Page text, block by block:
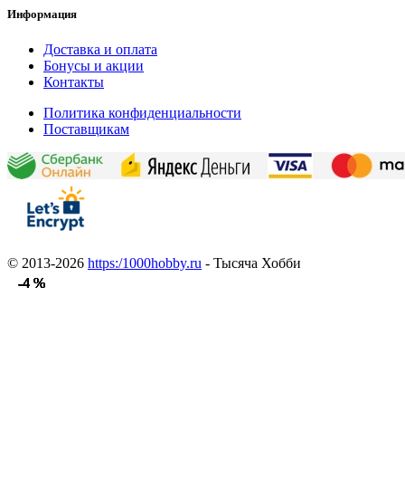
-4 %
-4 %
-4 %
-4 %
-4 %
-4 %
-4 %
-4 %
-4 %
-4 %
-4 %
-4 %
Информация
Доставка и оплата
Бонусы и акции
Контакты
Политика конфиденциальности
Поставщикам
© 2013-2026 https:/1000hobby.ru - Тысяча Хобби